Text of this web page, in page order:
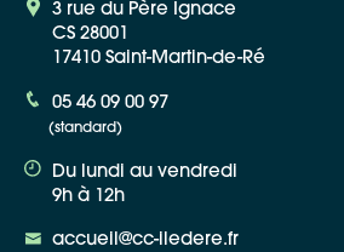
3 rue du Père Ignace
CS 28001
17410 Saint-Martin-de-Ré
05 46 09 00 97
(standard)
Du lundi au vendredi
9h à 12h
accueil@cc-iledere.fr